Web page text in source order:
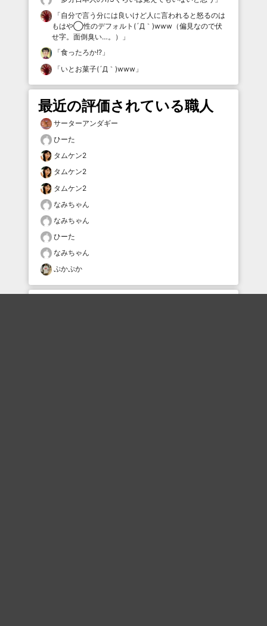
「自分で言う分には良いけど人に言われると怒るのは
もはや◯性のデフォルト(´Д｀)www（偏見なので伏
せ字。面倒臭い…。）
」
「食ったろか!? 」
「いとお菓子(´Д｀)www 」
最近の評価されている職人
サーターアンダギー
ひーた
タムケン2
タムケン2
タムケン2
なみちゃん
なみちゃん
ひーた
なみちゃん
ぷかぷか